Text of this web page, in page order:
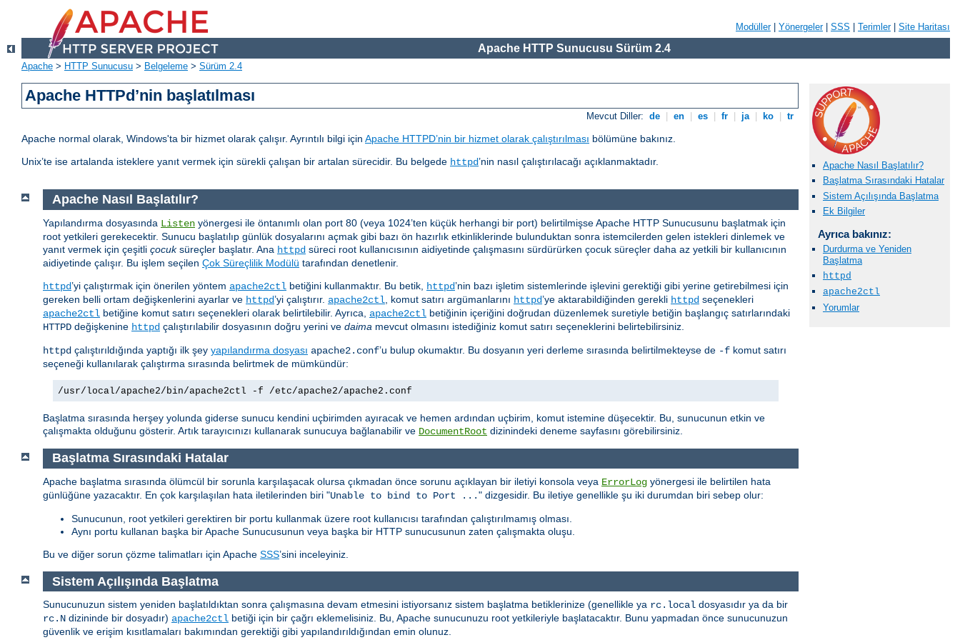
Modüller| Yönergeler| SSS Terimler| Site Haritası
Apache HTTP Sunucusu Sürüm 2.4
Apache > HTTP Sunucusu > Belgeleme > Sürüm 2.4
Apache HTTPd’nin başlatılması
Mevcut Diller: de en es fr ja ko tr
Apache normal olarak, Windows'ta bir hizmet olarak çalışır. Ayrıntılı bilgi için Apache HTTPD’nin bir hizmet olarak çalıştırılması bölümüne bakınız.
Unix’te ise artalanda isteklere yanıt vermek için sürekli çalışan bir artalan sürecidir. Bu belgede httpd’nin nasıl çalıştırılacağı açıklanmaktadır.
Apache Nasıl Başlatılır?
Başlatma Sırasındaki Hatalar
Sistem Açılışında Başlatma
Ek Bilgiler
Ayrıca bakınız:
Durdurma ve Yeniden
Başlatma
httpd
apache2ctl
Yorumlar
Apache Nasıl Başlatılır?
Yapılandırma dosyasında Listen yönergesi ile öntanımlı olan port 80 (veya 1024’ten küçük herhangi bir port) belirtilmişse Apache HTTP Sunucusunu başlatmak için
root yetkileri gerekecektir. Sunucu başlatılıp günlük dosyalarını açmak gibi bazı ön hazırlık etkinliklerinde bulunduktan sonra istemcilerden gelen istekleri dinlemek ve
yanıt vermek için çeşitli çocuksüreçler başlatır. Ana httpd süreci root kullanıcısının aidiyetinde çalışmasını sürdürürken çocuk süreçler daha az yetkili bir kullanıcının
aidiyetinde çalışır. Bu işlem seçilen Çok Süreçlilik Modülü tarafından denetlenir.
httpd’yi çalıştırmak için önerilen yöntem apache2ctl betiğini kullanmaktır. Bu betik, httpd’nin bazı işletim sistemlerinde işlevini gerektiği gibi yerine getirebilmesi için
gereken belli ortam değişkenlerini ayarlar ve httpd’yi çalıştırır. apache2ctl , komut satırı argümanlarını httpd’ye aktarabildiğinden gerekli httpd seçenekleri
apache2ctl betiğine komut satırı seçenekleri olarak belirtilebilir. Ayrıca, apache2ctl betiğinin içeriğini doğrudan düzenlemek suretiyle betiğin başlangıç satırlarındaki
HTTPD değişkenine httpd çalıştırılabilir dosyasının doğru yerini ve daima mevcut olmasını istediğiniz komut satırı seçeneklerini belirtebilirsiniz.
httpd çalıştırıldığında yaptığı ilk şey yapılandırma dosyası apache2.conf’u bulup okumaktır. Bu dosyanın yeri derleme sırasında belirtilmekteyse de -f komut satırı
seçeneği kullanılarak çalıştırma sırasında belirtmek de mümkündür:
/usr/local/apache2/bin/apache2ctl -f /etc/apache2/apache2.conf
Başlatma sırasında herşey yolunda giderse sunucu kendini uçbirimden ayıracak ve hemen ardından uçbirim, komut istemine düşecektir. Bu, sunucunun etkin ve
çalışmakta olduğunu gösterir. Artık tarayıcınızı kullanarak sunucuya bağlanabilir ve DocumentRoot dizinindeki deneme sayfasını görebilirsiniz.
Başlatma Sırasındaki Hatalar
Apache başlatma sırasında ölümcül bir sorunla karşılaşacak olursa çıkmadan önce sorunu açıklayan bir iletiyi konsola veya ErrorLog yönergesi ile belirtilen hata
günlüğüne yazacaktır. En çok karşılaşılan hata iletilerinden biri "Unable to bind to Port ..." dizgesidir. Bu iletiye genellikle şu iki durumdan biri sebep olur:
Sunucunun, root yetkileri gerektiren bir portu kullanmak üzere root kullanıcısı tarafından çalıştırılmamış olması.
Aynı portu kullanan başka bir Apache Sunucusunun veya başka bir HTTP sunucusunun zaten çalışmakta oluşu.
Bu ve diğer sorun çözme talimatları için Apache SSS’sini inceleyiniz.
Sistem Açılışında Başlatma
Sunucunuzun sistem yeniden başlatıldıktan sonra çalışmasına devam etmesini istiyorsanız sistem başlatma betiklerinize (genellikle ya rc.local dosyasıdır ya da bir
rc.N dizininde bir dosyadır) apache2ctl betiği için bir çağrı eklemelisiniz. Bu, Apache sunucunuzu root yetkileriyle başlatacaktır. Bunu yapmadan önce sunucunuzun
güvenlik ve erişim kısıtlamaları bakımından gerektiği gibi yapılandırıldığından emin olunuz.